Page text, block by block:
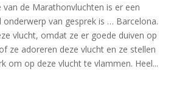
van de Marathonvluchten is er een
onderwerp van gesprek is … Barcelona.
vlucht, omdat ze er goede duiven op
ze adoreren deze vlucht en ze stellen
om op deze vlucht te vlammen. Heel...